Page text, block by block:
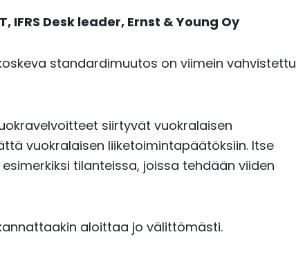
IFRS Desk leader, Ernst & Young Oy
standardimuutos on viimein vahvistettu
siirtyvät vuokralaisen
vuokralaisen liiketoimintapäätöksiin. Itse
tilanteissa, joissa tehdään viiden
aloittaa jo välittömästi.